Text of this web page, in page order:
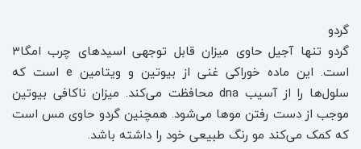
گردو
گردو تنها آجیل‌ حاوی میزان قابل توجهی اسیدهای چرب امگا۳
است. این ماده خوراکی غنی از بیوتین و ویتامین e است که
سلول‌ها را از آسیب dna‌ محافظت می‌کند. میزان ناکافی بیوتین
موجب از دست رفتن موها می‌شود. همچنین گردو حاوی مس است
که کمک می‌کند مو رنگ طبیعی خود را داشته باشد.